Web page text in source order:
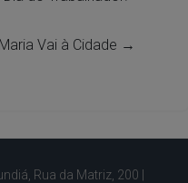
Vai à Cidade →
Rua da Matriz, 200 |